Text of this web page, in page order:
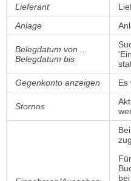
Lieferant
Anlage
Belegdatum von ...
Belegdatum bis
Gegenkonto anzeigen
Es
Stornos